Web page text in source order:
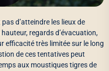
d’atteindre les lieux de
regards d’évacuation,
efficacité très limitée sur le long
de ces tentatives peut
aux moustiques tigres de